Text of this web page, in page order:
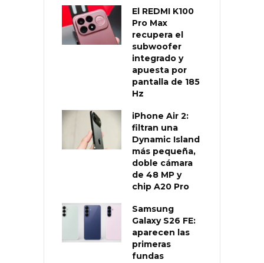
El REDMI K100
Pro Max
recupera el
subwoofer
integrado y
apuesta por
pantalla de 185
Hz
iPhone Air 2:
filtran una
Dynamic Island
más pequeña,
doble cámara
de 48 MP y
chip A20 Pro
Samsung
Galaxy S26 FE:
aparecen las
primeras
fundas